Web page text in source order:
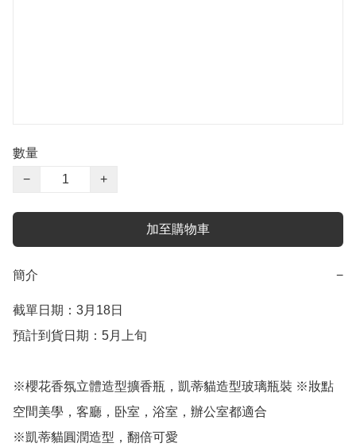
數量
−
+
加至購物車
簡介 −
截單日期：3月18日
預計到貨日期：5月上旬
※櫻花香氛立體造型擴香瓶，凱蒂貓造型玻璃瓶裝 ※妝點
空間美學，客廳，卧室，浴室，辦公室都適合
※凱蒂貓圓潤造型，翻倍可愛